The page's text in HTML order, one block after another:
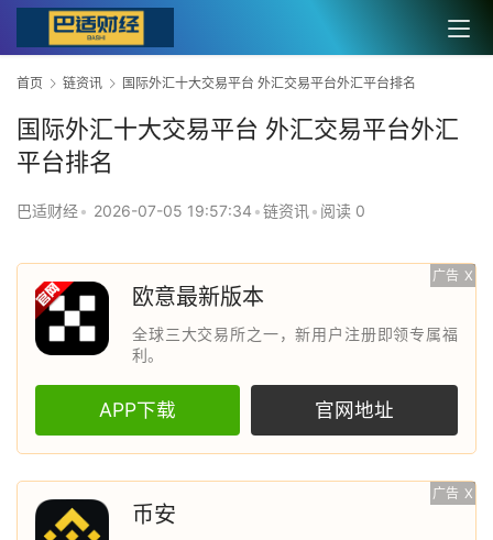
首页 链资讯 国际外汇十大交易平台 外汇交易平台外汇平台排名
国际外汇十大交易平台 外汇交易平台外汇
平台排名
巴适财经• 2026-07-05 19:57:34 •链资讯 • 阅读 0
广告 X
欧意最新版本
全球三大交易所之一，新用户注册即领专属福
利。
APP下载 官网地址
广告 X
币安